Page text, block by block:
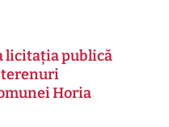
licitația publică
terenuri
Horia